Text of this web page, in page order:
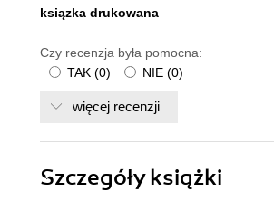
ksiązka drukowana
Czy recenzja była pomocna:
TAK (0) NIE (0)
więcej recenzji
Szczegółyksiążki